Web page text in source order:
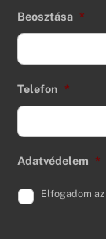
Beosztása *
Telefon *
Adatvédelem *
Elfogadom az